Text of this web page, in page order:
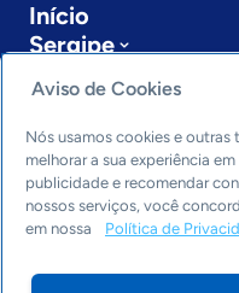
Início
Sergipe
Sobre a ASN
Últimas notícias
Entre em contato
Editorias
Economia &
Inovação &
Cultura
Aviso de Cookies
Nós usamos cookies e outras
melhorar a sua experiência
publicidade e recomendar
nossos serviços, você
em nossa
Política de